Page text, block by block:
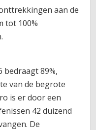
aan de
tot 100%
bedraagt 89%,
van de begrote
is er door een
42 duizend
De